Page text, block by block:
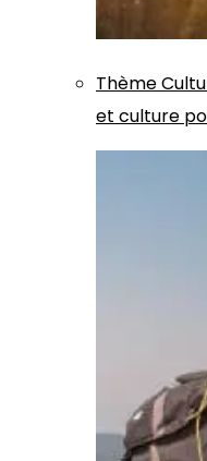
Thème
et culture